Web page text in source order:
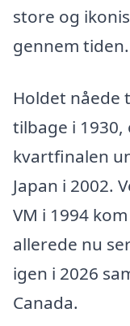
store og
gennem tiden.
Holdet nåede
tilbage i
kvartfinalen
Japan i 2002.
VM i 1994
allerede nu
igen i 2026
Canada.